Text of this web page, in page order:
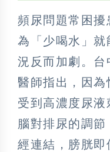
頻尿問題常困
為「少喝水」就
況反而加劇。台
醫師指出，因
受到高濃度尿
腦對排尿的調
經連結，膀胱即